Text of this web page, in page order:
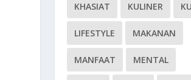
KHASIAT KULINER
LIFESTYLE MAKANAN
MANFAAT MENTAL